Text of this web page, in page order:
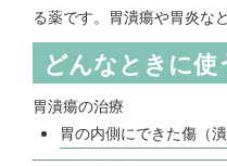
る薬です。胃潰瘍や胃炎な
どんなときに使
胃潰瘍の治療
胃の内側にできた傷（